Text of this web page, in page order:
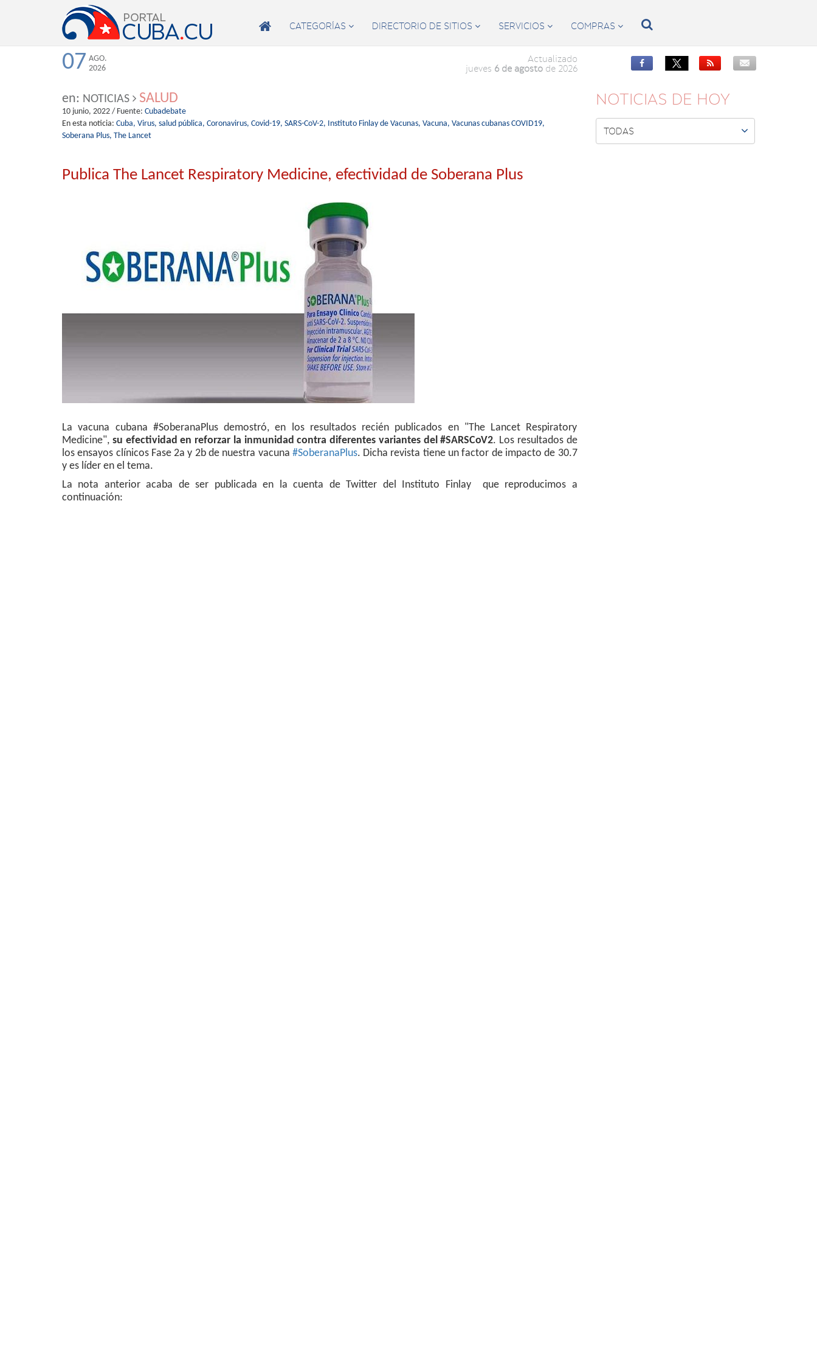
 CATEGORÍAS  DIRECTORIO DE SITIOS  SERVICIOS  COMPRAS  
07 AGO.
2026
Actualizado
jueves 6 de agostode 2026


en: NOTICIAS SALUD
10 junio, 2022 / Fuente: Cubadebate
En esta noticia: Cuba, Virus, salud pública, Coronavirus, Covid-19, SARS-CoV-2, Instituto Finlay de Vacunas, Vacuna, Vacunas cubanas COVID19,
Soberana Plus, The Lancet
Publica The Lancet Respiratory Medicine, efectividad de Soberana Plus
La vacuna cubana #SoberanaPlus demostró, en los resultados recién publicados en "The Lancet Respiratory
Medicine", su efectividad en reforzar la inmunidad contra diferentes variantes del #SARSCoV2. Los resultados de
los ensayos clínicos Fase 2a y 2b de nuestra vacuna #SoberanaPlus. Dicha revista tiene un factor de impacto de 30.7
y es líder en el tema.
La nota anterior acaba de ser publicada en la cuenta de Twitter del Instituto Finlay que reproducimos a
continuación:
NOTICIAS DE HOY
TODAS 